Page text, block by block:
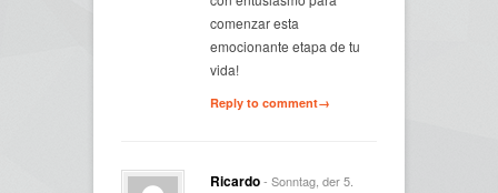
comenzar esta
emocionante etapa de tu
vida!
Reply to comment→
Ricardo- Sonntag, der 5.